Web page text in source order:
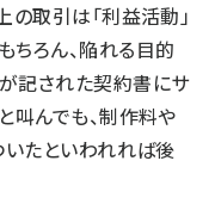
の取引は「利益活動」
ちろん、陥れる目的
記された契約書にサ
叫んでも、制作料や
いたといわれれば後